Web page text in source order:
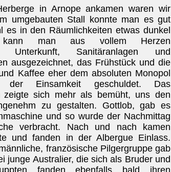
in Arnope ankamen waren wir
umgebauten Stall konnte man es gut
es in den Räumlichkeiten etwas dunkel
man aus vollem Herzen
Unterkunft, Sanitäranlagen und
ausgezeichnet, das Frühstück und die
Kaffee eher dem absoluten Monopol
Einsamkeit geschuldet. Das
zeigte sich mehr als bemüht, uns den
zu gestalten. Gottlob, gab es
und so wurde der Nachmittag
verbracht. Nach und nach kamen
und fanden in der Albergue Einlass.
französische Pilgergruppe gab
junge Australier, die sich als Bruder und
fanden ebenfalls bald ihren